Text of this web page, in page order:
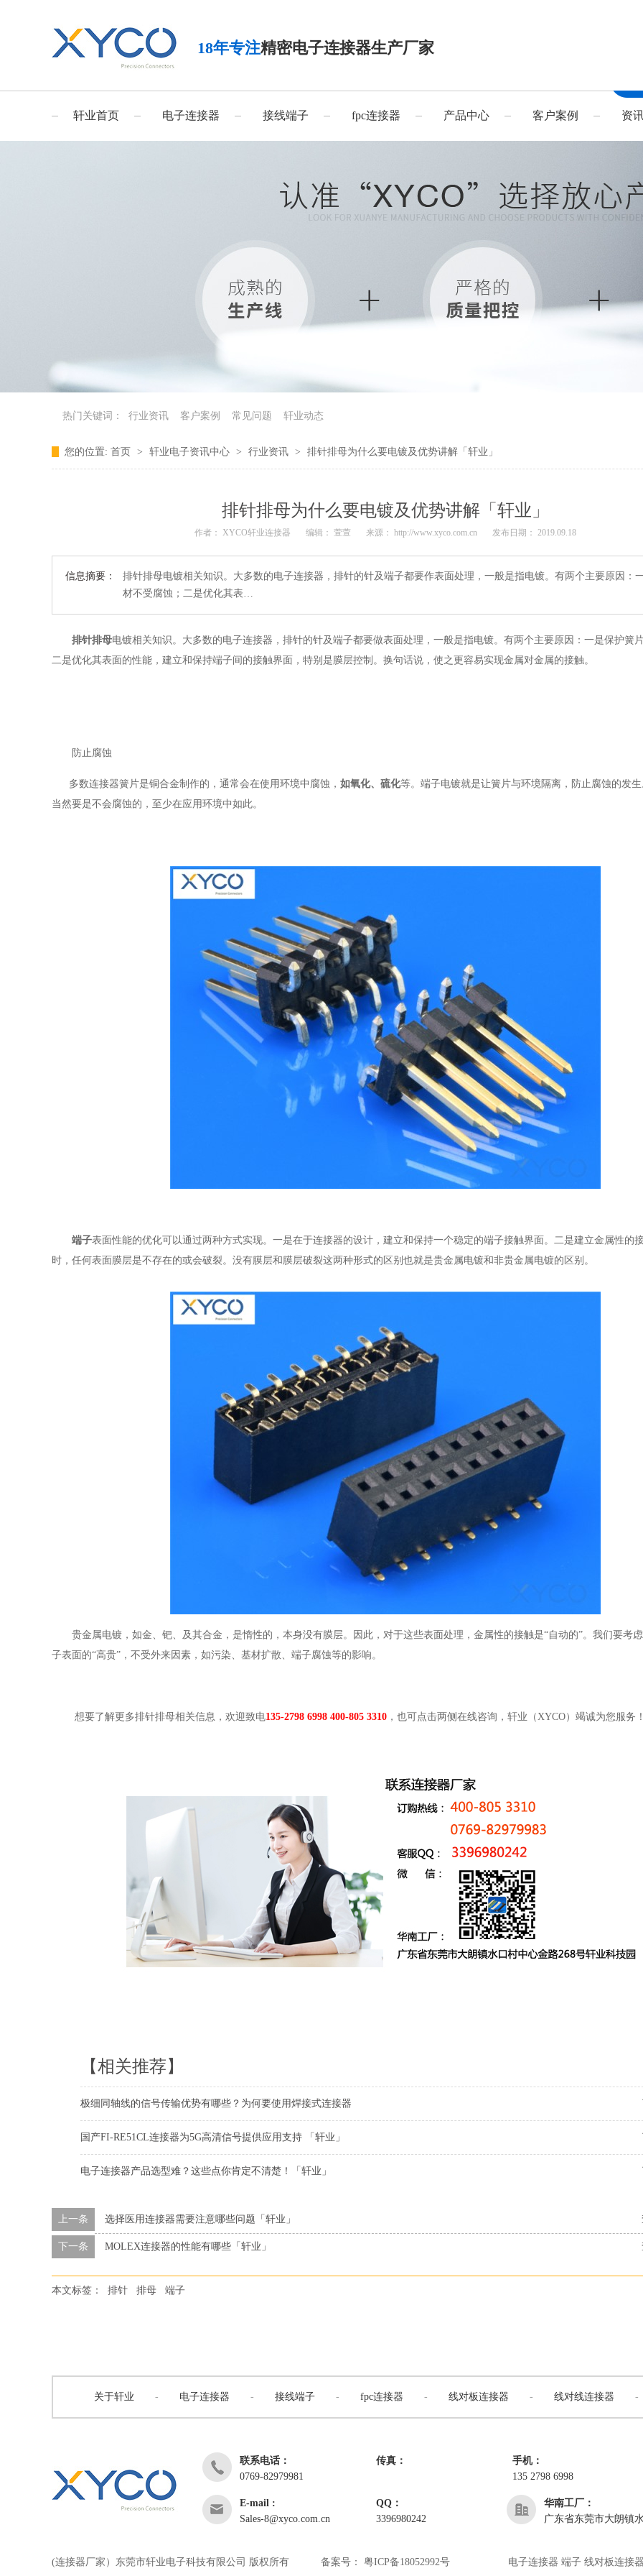
18年专注精密电子连接器生产厂家
轩业首页 电子连接器 接线端子 fpc连接器 产品中心 客户案例 资
热门关键词： 行业资讯 客户案例 常见问题 轩业动态
您的位置: 首页 > 轩业电子资讯中心 > 行业资讯 > 排针排母为什么要电镀及优势讲解「轩业」
排针排母为什么要电镀及优势讲解「轩业」
作者： XYCO轩业连接器 编辑： 萱萱 来源： http://www.xyco.com.cn 发布日期： 2019.09.18
信息摘要：
排针排母电镀相关知识。大多数的电子连接器，排针的针及端子都要作表面处理，一般是指电镀。有两个主要原因：
材不受腐蚀；二是优化其表…
排针排母电镀相关知识。大多数的电子连接器，排针的针及端子都要做表面处理，一般是指电镀。有两个主要原因：一是保护簧
二是优化其表面的性能，建立和保持端子间的接触界面，特别是膜层控制。换句话说，使之更容易实现金属对金属的接触。
防止腐蚀
多数连接器簧片是铜合金制作的，通常会在使用环境中腐蚀， 如氧化、硫化等。端子电镀就是让簧片与环境隔离，防止腐蚀的发生
当然要是不会腐蚀的，至少在应用环境中如此。
端子表面性能的优化可以通过两种方式实现。一是在于连接器的设计，建立和保持一个稳定的端子接触界面。二是建立金属性的
时，任何表面膜层是不存在的或会破裂。没有膜层和膜层破裂这两种形式的区别也就是贵金属电镀和非贵金属电镀的区别。
贵金属电镀，如金、钯、及其合金，是惰性的，本身没有膜层。因此，对于这些表面处理，金属性的接触是“自动的”。我们要考
子表面的“高贵”，不受外来因素，如污染、基材扩散、端子腐蚀等的影响。
想要了解更多排针排母相关信息，欢迎致电135-2798 6998 400-805 3310 ，也可点击两侧在线咨询，轩业（XYCO）竭诚为您服务！
【相关推荐】
极细同轴线的信号传输优势有哪些？为何要使用焊接式连接器
国产FI-RE51CL连接器为5G高清信号提供应用支持 「轩业」
电子连接器产品选型难？这些点你肯定不清楚！「轩业」
上一条 选择医用连接器需要注意哪些问题「轩业」
下一条 MOLEX连接器的性能有哪些「轩业」
本文标签： 排针 排母 端子
关于轩业 - 电子连接器 - 接线端子 - fpc连接器 - 线对板连接器 - 线对线连接器 -
联系电话：
0769-82979981
传真：
手机：
135 2798 6998
E-mail :
Sales-8@xyco.com.cn
QQ：
3396980242
华南工厂：
广东省东莞市大朗镇
电子连接器 端子 线对板连接
(连接器厂家）东莞市轩业电子科技有限公司 版权所有 备案号： 粤ICP备18052992号